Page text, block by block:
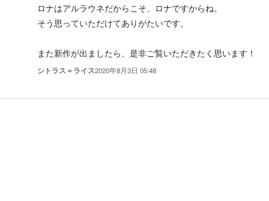
ロナはアルラウネだからこそ、ロナですからね。
そう思っていただけてありがたいです。
また新作が出ましたら、是非ご覧いただきたく思います！
シトラス＝ライス2020年8月3日 05:48